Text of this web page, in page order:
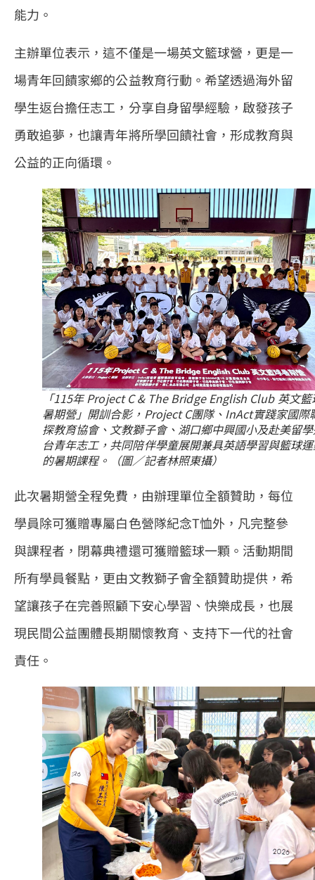
能力。
主辦單位表示，這不僅是一場英文籃球營，更是一
場青年回饋家鄉的公益教育行動。希望透過海外留
學生返台擔任志工，分享自身留學經驗，啟發孩子
勇敢追夢，也讓青年將所學回饋社會，形成教育與
公益的正向循環。
「115年 Project C & The Bridge English Club 英文籃
暑期營」開訓合影，Project C團隊、InAct實踐家國際
探教育協會、文教獅子會、湖口鄉中興國小及赴美留
台青年志工，共同陪伴學童展開兼具英語學習與籃球
的暑期課程。（圖／記者林照東攝）
此次暑期營全程免費，由辦理單位全額贊助，每位
學員除可獲贈專屬白色營隊紀念T恤外，凡完整參
與課程者，閉幕典禮還可獲贈籃球一顆。活動期間
所有學員餐點，更由文教獅子會全額贊助提供，希
望讓孩子在完善照顧下安心學習、快樂成長，也展
現民間公益團體長期關懷教育、支持下一代的社會
責任。